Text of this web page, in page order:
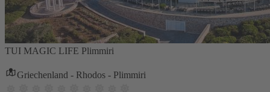
TUI MAGIC LIFE Plimmiri
Griechenland - Rhodos - Plimmiri